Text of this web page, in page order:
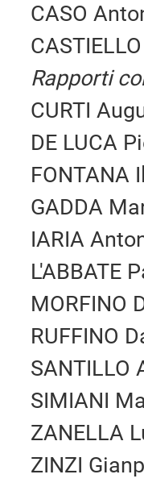
CASO
Rapporti
CURTI
DE LUCA
FONTANA
GADDA
IARIA
L'ABBATE
MORFINO
RUFFINO
SANTILLO
SIMIANI
ZANELLA
ZINZI